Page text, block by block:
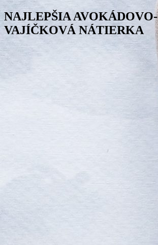
NAJLEPŠIA AVOKÁDOVO-
VAJÍČKOVÁ NÁTIERKA